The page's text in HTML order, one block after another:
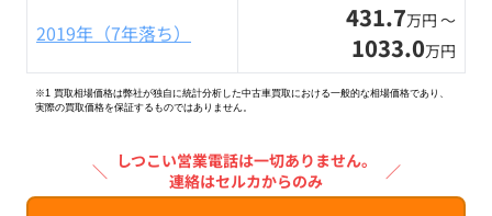
2019年（7年落ち） 431.7万円 〜
1033.0万円
※1 買取相場価格は弊社が独自に統計分析した中古車買取における一般的な相場価格であり、
実際の買取価格を保証するものではありません。
＼ しつこい営業電話は一切ありません。
連絡はセルカからのみ
／